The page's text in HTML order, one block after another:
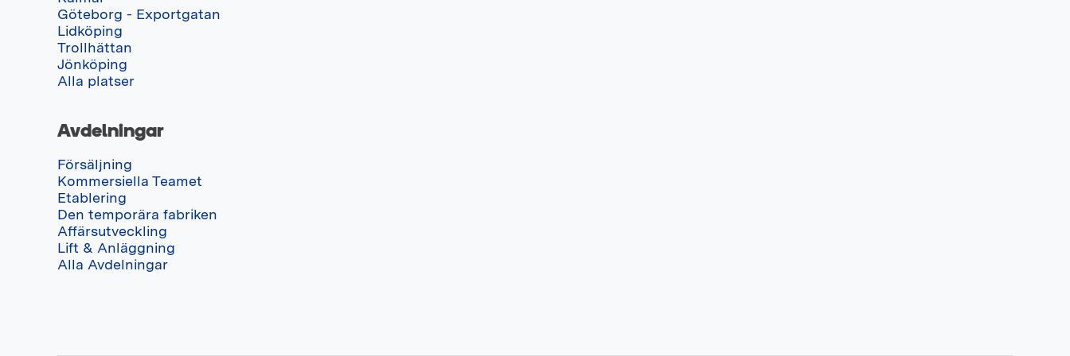
Göteborg - Exportgatan
Lidköping
Trollhättan
Jönköping
Alla platser
Avdelningar
Försäljning
Kommersiella Teamet
Etablering
Den temporära fabriken
Affärsutveckling
Lift & Anläggning
Alla Avdelningar